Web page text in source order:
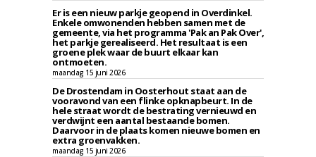
Er is een nieuw parkje geopend in Overdinkel.
Enkele omwonenden hebben samen met de
gemeente, via het programma 'Pak an Pak Over',
het parkje gerealiseerd. Het resultaat is een
groene plek waar de buurt elkaar kan
ontmoeten.
maandag 15 juni 2026
De Drostendam in Oosterhout staat aan de
vooravond van een flinke opknapbeurt. In de
hele straat wordt de bestrating vernieuwd en
verdwijnt een aantal bestaande bomen.
Daarvoor in de plaats komen nieuwe bomen en
extra groenvakken.
maandag 15 juni 2026